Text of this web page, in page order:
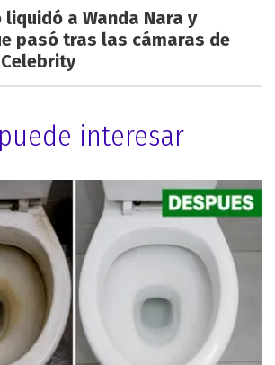
liquidó a Wanda Nara y
pasó tras las cámaras de
interesar